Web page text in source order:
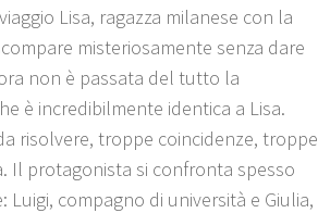
Lisa, ragazza milanese con la
misteriosamente senza dare
non è passata del tutto la
è incredibilmente identica a Lisa.
risolvere, troppe coincidenze, troppe
Il protagonista si confronta spesso
compagno di università e Giulia,